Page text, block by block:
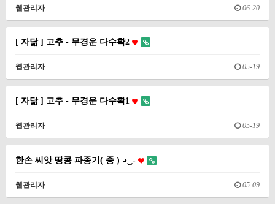
웹관리자 06-20
[ 자닮 ] 고추 - 무경운 다수확2
웹관리자 05-19
[ 자닮 ] 고추 - 무경운 다수확1
웹관리자 05-19
한손 씨앗 땅콩 파종기( 중 ) ◕‿-
웹관리자 05-09